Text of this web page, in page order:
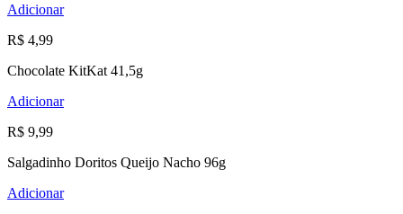
Adicionar
R$ 4,99
Chocolate KitKat 41,5g
Adicionar
R$ 9,99
Salgadinho Doritos Queijo Nacho 96g
Adicionar